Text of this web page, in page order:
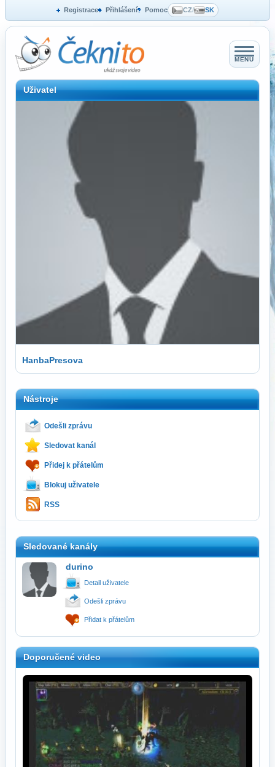
Registrace Přihlášení Pomoc CZ/ SK
MENU
Uživatel
HanbaPresova
Nástroje
Odešli zprávu
Sledovat kanál
Přidej k přátelům
Blokuj uživatele
RSS
Sledované kanály
durino
Detail uživatele
Odešli zprávu
Přidat k přátelům
Doporučené video